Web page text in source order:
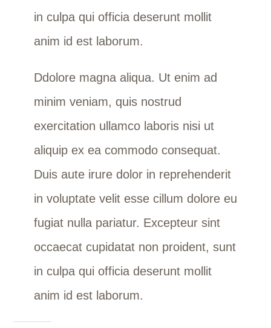
in culpa qui officia deserunt mollit
anim id est laborum.
Ddolore magna aliqua. Ut enim ad
minim veniam, quis nostrud
exercitation ullamco laboris nisi ut
aliquip ex ea commodo consequat.
Duis aute irure dolor in reprehenderit
in voluptate velit esse cillum dolore eu
fugiat nulla pariatur. Excepteur sint
occaecat cupidatat non proident, sunt
in culpa qui officia deserunt mollit
anim id est laborum.